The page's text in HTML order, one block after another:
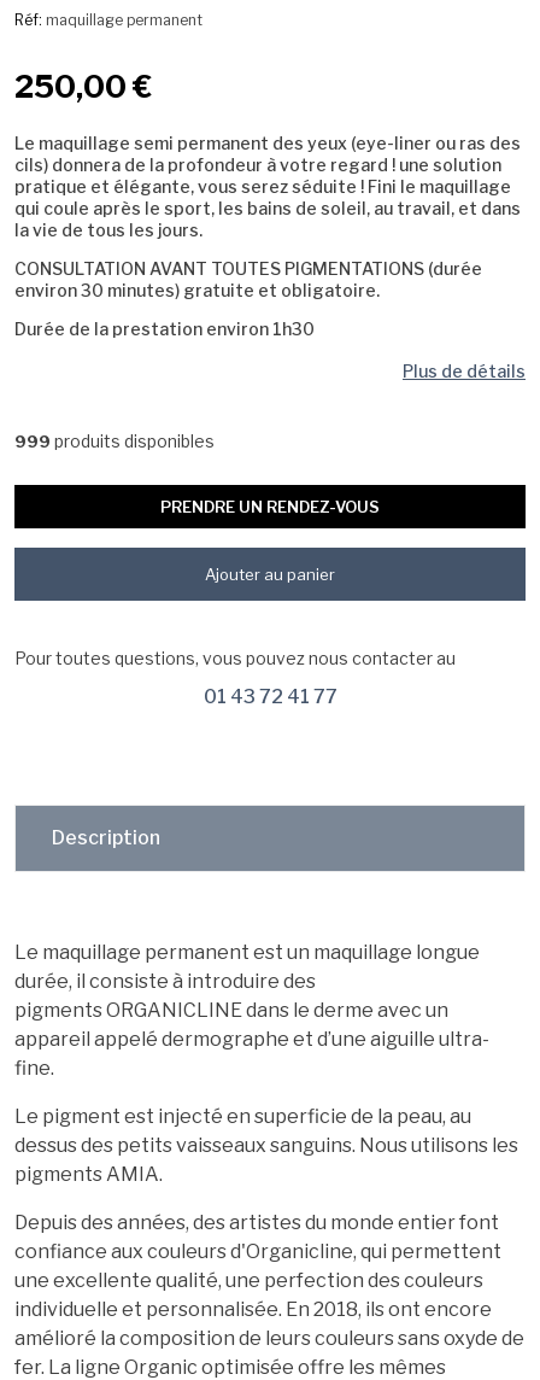
Réf: maquillage permanent
250,00 €
Le maquillage semi permanent des yeux (eye-liner ou ras des
cils) donnera de la profondeur à votre regard ! une solution
pratique et élégante, vous serez séduite ! Fini le maquillage
qui coule après le sport, les bains de soleil, au travail, et dans
la vie de tous les jours.
CONSULTATION AVANT TOUTES PIGMENTATIONS (durée
environ 30 minutes) gratuite et obligatoire.
Durée de la prestation environ 1h30
Plus de détails
999 produits disponibles
PRENDRE UN RENDEZ-VOUS
Ajouter au panier
Pour toutes questions, vous pouvez nous contacter au
01 43 72 41 77
Description
Le maquillage permanent est un maquillage longue
durée, il consiste à introduire des
pigments ORGANICLINE dans le derme avec un
appareil appelé dermographe et d’une aiguille ultra-
fine.
Le pigment est injecté en superficie de la peau, au
dessus des petits vaisseaux sanguins. Nous utilisons les
pigments AMIA.
Depuis des années, des artistes du monde entier font
confiance aux couleurs d'Organicline, qui permettent
une excellente qualité, une perfection des couleurs
individuelle et personnalisée. En 2018, ils ont encore
amélioré la composition de leurs couleurs sans oxyde de
fer. La ligne Organic optimisée offre les mêmes